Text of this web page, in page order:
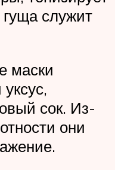
служит
маски
сок. Из-
они